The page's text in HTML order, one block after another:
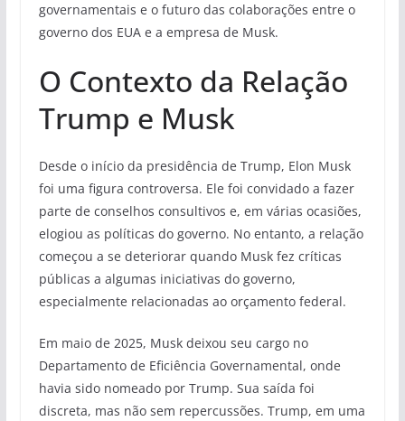
governamentais e o futuro das colaborações entre o
governo dos EUA e a empresa de Musk.
O Contexto da Relação
Trump e Musk
Desde o início da presidência de Trump, Elon Musk
foi uma figura controversa. Ele foi convidado a fazer
parte de conselhos consultivos e, em várias ocasiões,
elogiou as políticas do governo. No entanto, a relação
começou a se deteriorar quando Musk fez críticas
públicas a algumas iniciativas do governo,
especialmente relacionadas ao orçamento federal.
Em maio de 2025, Musk deixou seu cargo no
Departamento de Eficiência Governamental, onde
havia sido nomeado por Trump. Sua saída foi
discreta, mas não sem repercussões. Trump, em uma